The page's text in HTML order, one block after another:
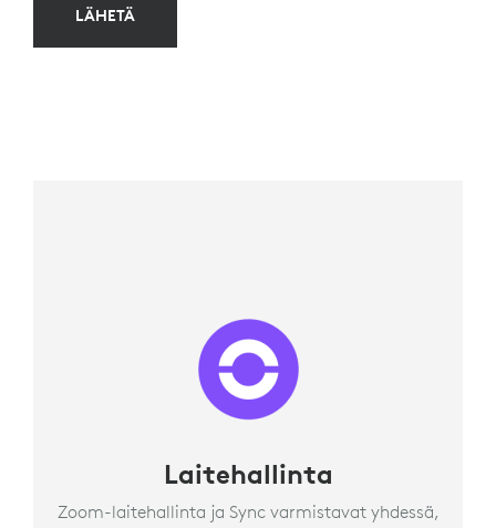
LÄHETÄ
Laitehallinta
Zoom-laitehallinta ja Sync varmistavat yhdessä,